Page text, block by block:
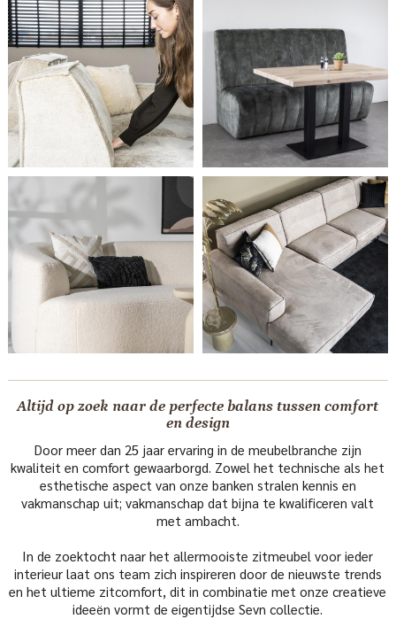
Altijd op zoek naar de perfecte balans tussen comfort
en design
Door meer dan 25 jaar ervaring in de meubelbranche zijn
kwaliteit en comfort gewaarborgd. Zowel het technische als het
esthetische aspect van onze banken stralen kennis en
vakmanschap uit; vakmanschap dat bijna te kwalificeren valt
met ambacht.
In de zoektocht naar het allermooiste zitmeubel voor ieder
interieur laat ons team zich inspireren door de nieuwste trends
en het ultieme zitcomfort, dit in combinatie met onze creatieve
ideeën vormt de eigentijdse Sevn collectie.